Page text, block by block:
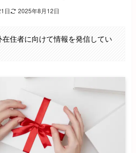
日 2025年8月12日
住者に向けて情報を発信してい